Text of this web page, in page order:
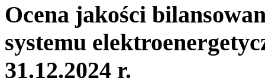
Ocena jakości
systemu
31.12.2024 r.